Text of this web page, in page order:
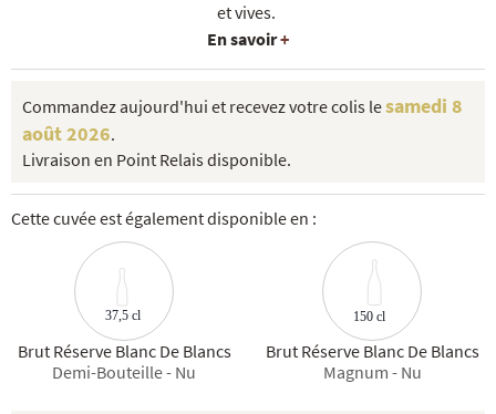
et vives.
En savoir+
Commandez aujourd'hui et recevez votre colis lesamedi 8
août 2026.
Livraison en Point Relais disponible.
Cette cuvée est également disponible en :
37,5 cl
Brut Réserve Blanc De Blancs
Demi-Bouteille - Nu
150 cl
Brut Réserve Blanc De Blancs
Magnum - Nu